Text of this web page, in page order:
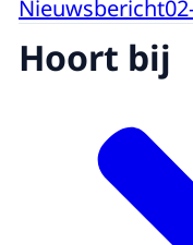
Nieuwsbericht
Hoort bij